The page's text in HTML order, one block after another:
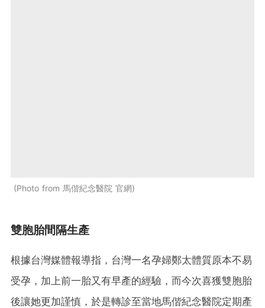
Photo from 馬偕紀念醫院 官網
雙胞胎間隔生產
根據台灣媒體報導指，台灣一名孕婦鄭太體質原本不易
受孕，加上前一胎又有早產的經驗，而今次喜獲雙胞胎
後讓她更加謹慎，於是轉診至當地馬偕紀念醫院定期產